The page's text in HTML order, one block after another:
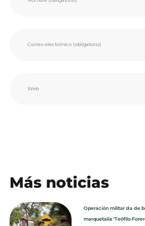
Más noticias
Operación militar da de
marquetalia ‘Teófilo